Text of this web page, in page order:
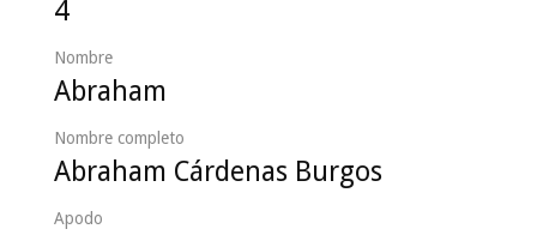
4
Nombre
Abraham
Nombre completo
Abraham Cárdenas Burgos
Apodo